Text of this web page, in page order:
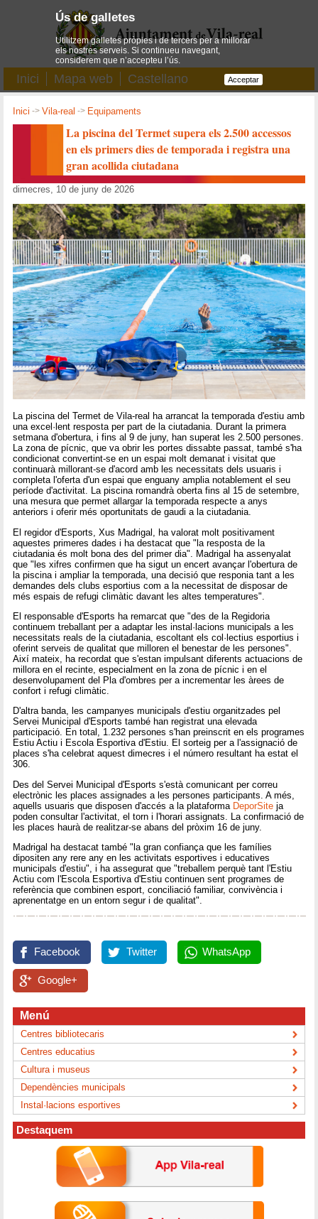
Inici Mapa web Castellano
Inici ->Vila-real -> Equipaments
La piscina del Termet supera els 2.500 accessos
en els primers dies de temporada i registra una
gran acollida ciutadana
dimecres, 10 de juny de 2026
La piscina del Termet de Vila-real ha arrancat la temporada d'estiu amb
una excel·lent resposta per part de la ciutadania. Durant la primera
setmana d'obertura, i fins al 9 de juny, han superat les 2.500 persones.
La zona de pícnic, que va obrir les portes dissabte passat, també s'ha
condicionat convertint-se en un espai molt demanat i visitat que
continuarà millorant-se d'acord amb les necessitats dels usuaris i
completa l'oferta d'un espai que enguany amplia notablement el seu
període d'activitat. La piscina romandrà oberta fins al 15 de setembre,
una mesura que permet allargar la temporada respecte a anys
anteriors i oferir més oportunitats de gaudi a la ciutadania.
El regidor d'Esports, Xus Madrigal, ha valorat molt positivament
aquestes primeres dades i ha destacat que "la resposta de la
ciutadania és molt bona des del primer dia". Madrigal ha assenyalat
que "les xifres confirmen que ha sigut un encert avançar l'obertura de
la piscina i ampliar la temporada, una decisió que responia tant a les
demandes dels clubs esportius com a la necessitat de disposar de
més espais de refugi climàtic davant les altes temperatures".
El responsable d'Esports ha remarcat que "des de la Regidoria
continuem treballant per a adaptar les instal·lacions municipals a les
necessitats reals de la ciutadania, escoltant els col·lectius esportius i
oferint serveis de qualitat que milloren el benestar de les persones".
Així mateix, ha recordat que s'estan impulsant diferents actuacions de
millora en el recinte, especialment en la zona de pícnic i en el
desenvolupament del Pla d'ombres per a incrementar les àrees de
confort i refugi climàtic.
D'altra banda, les campanyes municipals d'estiu organitzades pel
Servei Municipal d'Esports també han registrat una elevada
participació. En total, 1.232 persones s'han preinscrit en els programes
Estiu Actiu i Escola Esportiva d'Estiu. El sorteig per a l'assignació de
places s'ha celebrat aquest dimecres i el número resultant ha estat el
306.
Des del Servei Municipal d'Esports s'està comunicant per correu
electrònic les places assignades a les persones participants. A més,
aquells usuaris que disposen d'accés a la plataforma DeporSite ja
poden consultar l'activitat, el torn i l'horari assignats. La confirmació de
les places haurà de realitzar-se abans del pròxim 16 de juny.
Madrigal ha destacat també "la gran confiança que les famílies
dipositen any rere any en les activitats esportives i educatives
municipals d'estiu", i ha assegurat que "treballem perquè tant l'Estiu
Actiu com l'Escola Esportiva d'Estiu continuen sent programes de
referència que combinen esport, conciliació familiar, convivència i
aprenentatge en un entorn segur i de qualitat".
Facebook Twitter WhatsApp
Google+
Menú
Centres bibliotecaris
Centres educatius
Cultura i museus
Dependències municipals
Instal·lacions esportives
Destaquem
Ús de galletes
Utilitzem galletes pròpies i de tercers per a millorar
els nostres serveis. Si continueu navegant,
considerem que n’accepteu l’ús.
Acceptar